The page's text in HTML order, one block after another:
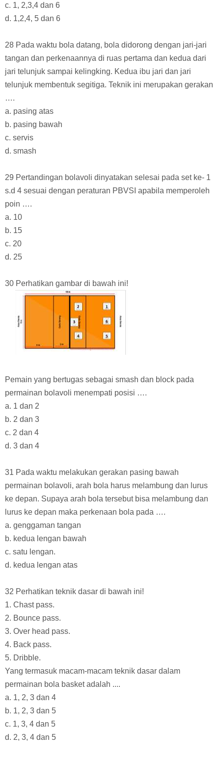
c. 1, 2,3,4 dan 6
d. 1,2,4, 5 dan 6
28 Pada waktu bola datang, bola didorong dengan jari-jari
tangan dan perkenaannya di ruas pertama dan kedua dari
jari telunjuk sampai kelingking. Kedua ibu jari dan jari
telunjuk membentuk segitiga. Teknik ini merupakan gerakan
….
a. pasing atas
b. pasing bawah
c. servis
d. smash
29 Pertandingan bolavoli dinyatakan selesai pada set ke- 1
s.d 4 sesuai dengan peraturan PBVSI apabila memperoleh
poin ….
a. 10
b. 15
c. 20
d. 25
30 Perhatikan gambar di bawah ini!
Pemain yang bertugas sebagai smash dan block pada
permainan bolavoli menempati posisi ….
a. 1 dan 2
b. 2 dan 3
c. 2 dan 4
d. 3 dan 4
31 Pada waktu melakukan gerakan pasing bawah
permainan bolavoli, arah bola harus melambung dan lurus
ke depan. Supaya arah bola tersebut bisa melambung dan
lurus ke depan maka perkenaan bola pada ….
a. genggaman tangan
b. kedua lengan bawah
c. satu lengan.
d. kedua lengan atas
32 Perhatikan teknik dasar di bawah ini!
1. Chast pass.
2. Bounce pass.
3. Over head pass.
4. Back pass.
5. Dribble.
Yang termasuk macam-macam teknik dasar dalam
permainan bola basket adalah ....
a. 1, 2, 3 dan 4
b. 1, 2, 3 dan 5
c. 1, 3, 4 dan 5
d. 2, 3, 4 dan 5